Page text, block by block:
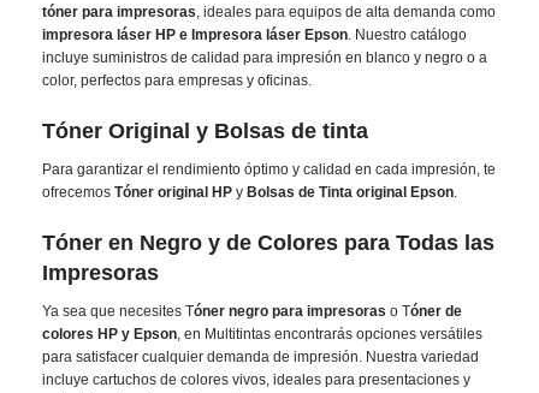
tóner para impresoras, ideales para equipos de alta demanda como
impresora láser HP e Impresora láser Epson. Nuestro catálogo
incluye suministros de calidad para impresión en blanco y negro o a
color, perfectos para empresas y oficinas.
Tóner Original y Bolsas de tinta
Para garantizar el rendimiento óptimo y calidad en cada impresión, te
ofrecemos Tóner original HP y Bolsas de Tinta original Epson.
Tóner en Negro y de Colores para Todas las
Impresoras
Ya sea que necesites Tóner negro para impresoras o Tóner de
colores HP y Epson, en Multitintas encontrarás opciones versátiles
para satisfacer cualquier demanda de impresión. Nuestra variedad
incluye cartuchos de colores vivos, ideales para presentaciones y